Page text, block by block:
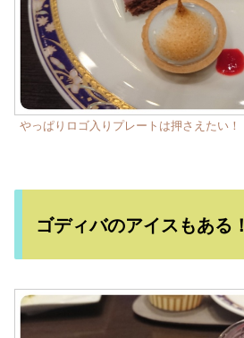
やっぱりロゴ入りプレートは押さえたい！
ゴディバのアイスもある！